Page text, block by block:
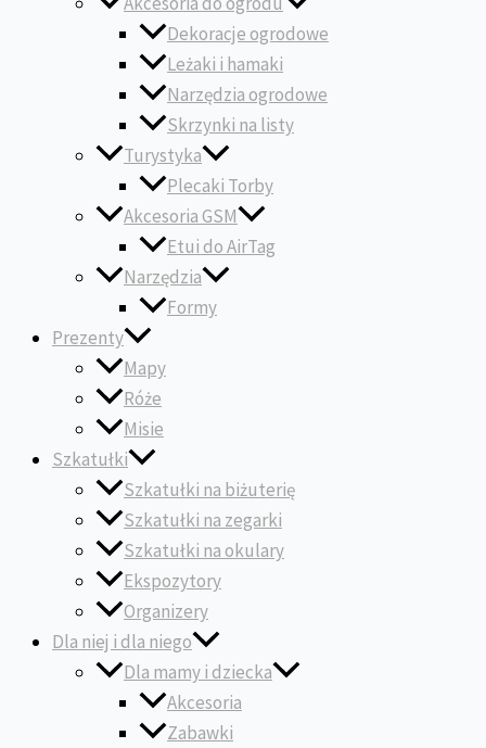
Dekoracje ogrodowe
Leżaki i hamaki
Narzędzia ogrodowe
Skrzynki na listy
Turystyka
Plecaki Torby
Akcesoria GSM
Etui do AirTag
Narzędzia
Formy
Prezenty
Mapy
Róże
Misie
Szkatułki
Szkatułki na biżuterię
Szkatułki na zegarki
Szkatułki na okulary
Ekspozytory
Organizery
Dla niej i dla niego
Dla mamy i dziecka
Akcesoria
Zabawki